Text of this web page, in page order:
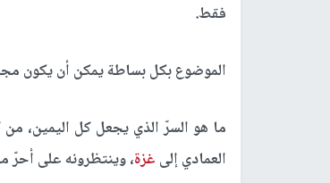
فقط.
الموضوع بكل بساطة يمكن أن يكون
ما هو السرّ الذي يجعل كل اليمين، من
العمادي إلى غزة، وينتظرونه على أحرّ